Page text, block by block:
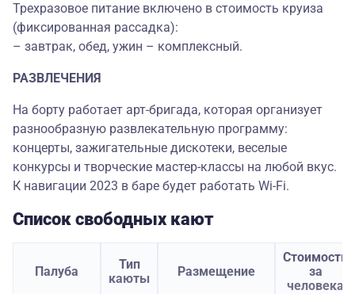
Трехразовое питание включено в стоимость круиза
(фиксированная рассадка):
– завтрак, обед, ужин – комплексный.
РАЗВЛЕЧЕНИЯ
На борту работает арт-бригада, которая организует
разнообразную развлекательную программу:
концерты, зажигательные дискотеки, веселые
конкурсы и творческие мастер-классы на любой вкус.
К навигации 2023 в баре будет работать Wi-Fi.
Список свободных кают
Палуба
Тип
каюты
Размещение
Стоимость
за
человека